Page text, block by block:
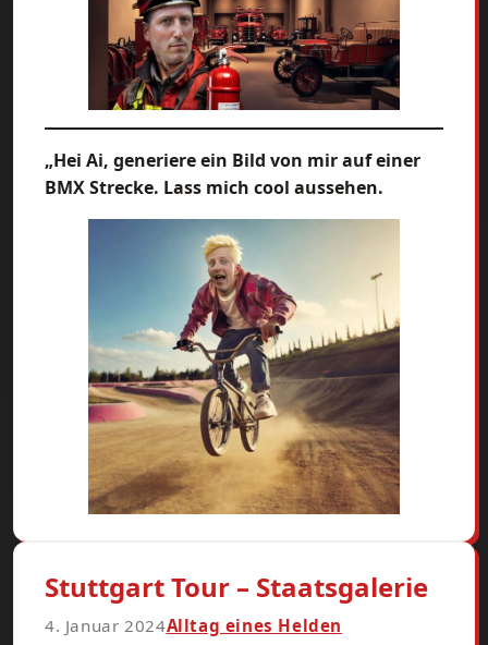
„Hei Ai, generiere ein Bild von mir auf einer
BMX Strecke. Lass mich cool aussehen.
Stuttgart Tour – Staatsgalerie
4. Januar 2024Alltag eines Helden